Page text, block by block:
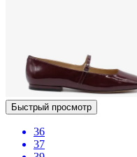
Быстрый просмотр
36
37